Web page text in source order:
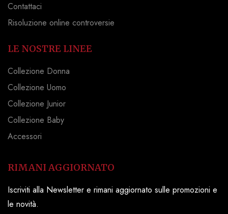
Contattaci
Risoluzione online controversie
LE NOSTRE LINEE
Collezione Donna
Collezione Uomo
Collezione Junior
Collezione Baby
Accessori
RIMANI AGGIORNATO
Iscriviti alla Newsletter e rimani aggiornato sulle promozioni e
le novità.